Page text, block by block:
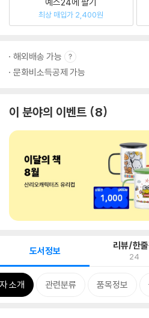
최상 매입가 2,400원
해외배송 가능
문화비소득공제 가능
이 분야의 이벤트 8
도서정보 리뷰/한
24
소개 관련분류 품목정보